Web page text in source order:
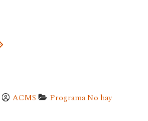
ACMS Programa No hay